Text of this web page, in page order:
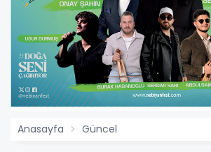
Anasayfa Güncel